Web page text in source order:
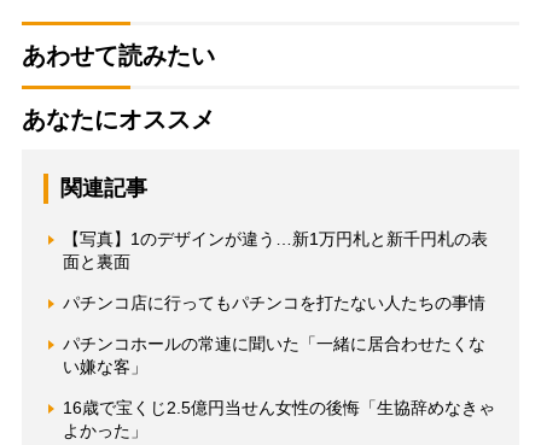
あわせて読みたい
あなたにオススメ
関連記事
【写真】1のデザインが違う…新1万円札と新千円札の表
面と裏面
パチンコ店に行ってもパチンコを打たない人たちの事情
パチンコホールの常連に聞いた「一緒に居合わせたくな
い嫌な客」
16歳で宝くじ2.5億円当せん女性の後悔「生協辞めなきゃ
よかった」